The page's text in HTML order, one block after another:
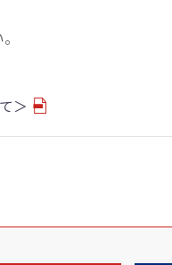
＞